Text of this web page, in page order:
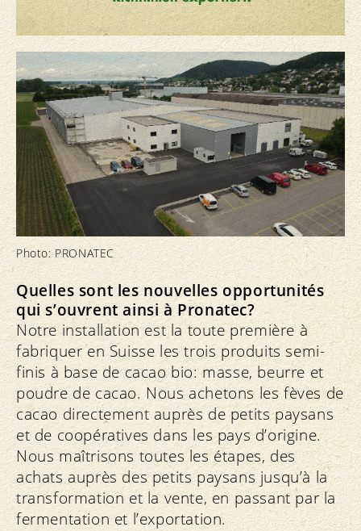
Photo: PRONATEC
Quelles sont les nouvelles opportunités
qui s’ouvrent ainsi à Pronatec?
Notre installation est la toute première à
fabriquer en Suisse les trois produits semi-
finis à base de cacao bio: masse, beurre et
poudre de cacao. Nous achetons les fèves de
cacao directement auprès de petits paysans
et de coopératives dans les pays d’origine.
Nous maîtrisons toutes les étapes, des
achats auprès des petits paysans jusqu’à la
transformation et la vente, en passant par la
fermentation et l’exportation.